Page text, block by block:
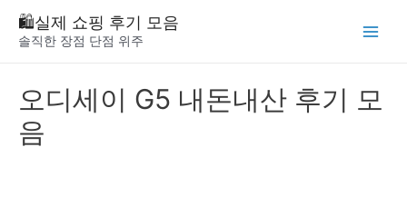
🛍️실제 쇼핑 후기 모음
솔직한 장점 단점 위주
오디세이 G5 내돈내산 후기 모
음